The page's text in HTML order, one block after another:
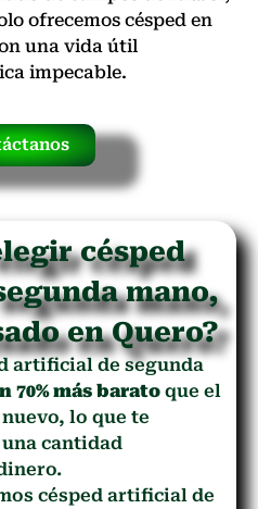
ofrecemos césped en
una vida útil
impecable.
césped
mano,
en Quero?
artificial de segunda
70% más barato que el
lo que te
cantidad
césped artificial de